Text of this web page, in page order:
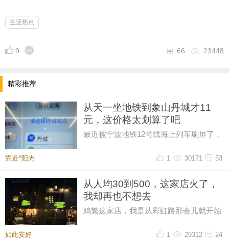
生活热点
9 23448
66
精彩推荐
从天一坐地铁到象山丹城才11
元，这价格太划算了吧
最近被宁波地铁12号线海上列车刷屏了，
从天一广场坐到象山丹城是11晕
靠近^阳光 53
30171
1
从人均30到500，这家店火了，
我却再也不想去
鸡繁这家店，我是从彩虹路那会儿就开始
声再多，我也愿意去，那时候感
如此安好 24
29312
1